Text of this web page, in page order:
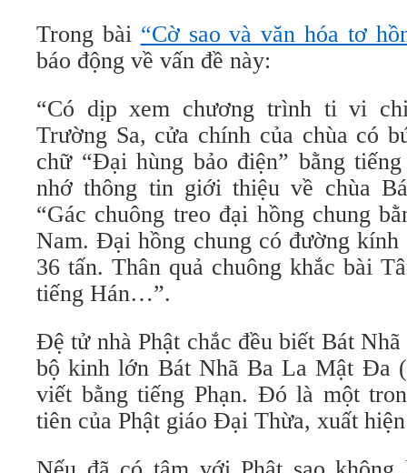
Trong bài “Cờ sao và văn hóa tơ
báo động về vấn đề này:
“Có dịp xem chương trình ti vi
Trường Sa, cửa chính của chùa có
chữ “Đại hùng bảo điện” bằng
nhớ thông tin giới thiệu về chùa
“Gác chuông treo đại hồng chung
Nam. Đại hồng chung có đường kính
36 tấn. Thân quả chuông khắc bài
tiếng Hán…”.
Đệ tử nhà Phật chắc đều biết Bát
bộ kinh lớn Bát Nhã Ba La Mật Ða
viết bằng tiếng Phạn. Ðó là một
tiên của Phật giáo Ðại Thừa, xuất